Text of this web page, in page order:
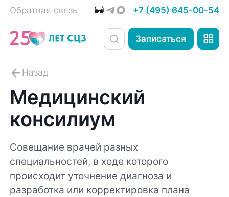
Обратная связь +7 (495) 645-00-54
Записаться
Медицинский
консилиум
Совещание врачей разных
специальностей, в ходе которого
происходит уточнение диагноза и
разработка или корректировка плана